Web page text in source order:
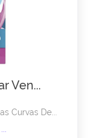
Ven...
Curvas De...